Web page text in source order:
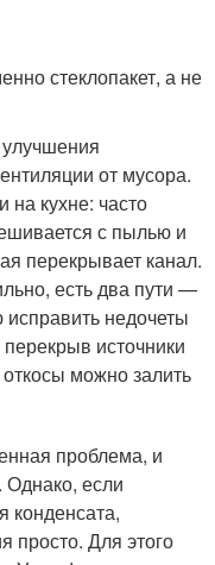
стеклопакет, а не
от мусора.
на кухне: часто
с пылью и
перекрывает канал.
есть два пути —
недочеты
источники
можно залить
проблема, и
Однако, если
конденсата,
просто. Для этого